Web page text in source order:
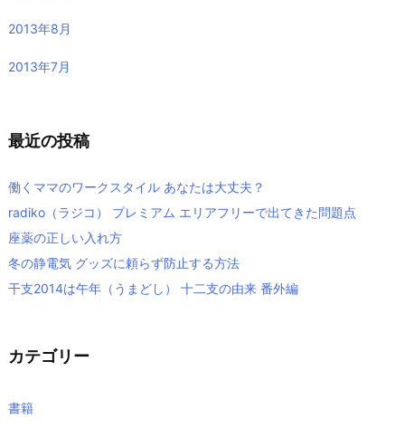
2013年8月
2013年7月
最近の投稿
働くママのワークスタイル あなたは大丈夫？
radiko（ラジコ） プレミアム エリアフリーで出てきた問題点
座薬の正しい入れ方
冬の静電気 グッズに頼らず防止する方法
干支2014は午年（うまどし） 十二支の由来 番外編
カテゴリー
書籍